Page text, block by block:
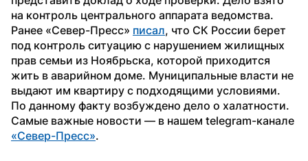
на контроль центрального аппарата ведомства.
Ранее «Север-Пресс» писал, что СК России берет
под контроль ситуацию с нарушением жилищных
прав семьи из Ноябрьска, которой приходится
жить в аварийном доме. Муниципальные власти не
выдают им квартиру с подходящими условиями.
По данному факту возбуждено дело о халатности.
«Север-Пресс».